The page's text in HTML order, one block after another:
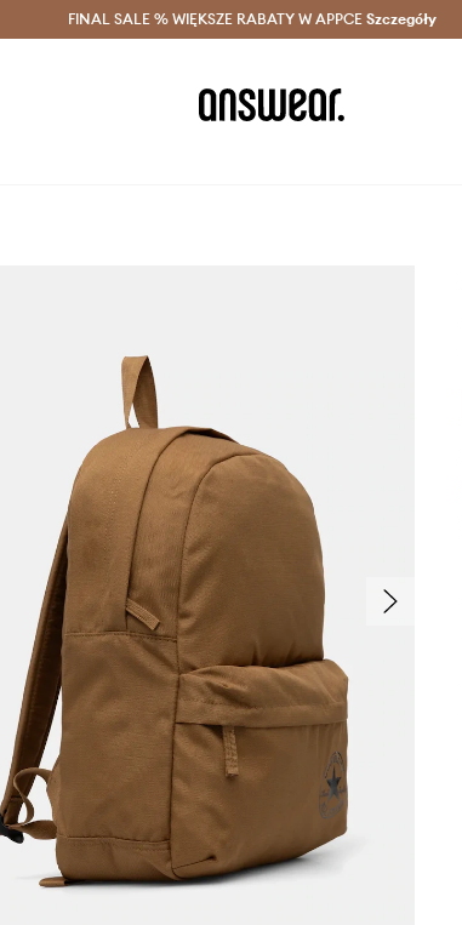
Oszczędzaj z Answear Club > Dostawa nawet w 24h >
FINAL SALE % WIĘKSZE RABATY W APPCE Szczegóły